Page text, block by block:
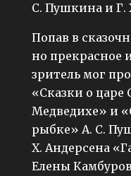
С. Пушкина и Г.
Попав в
но прекрасное
зритель мог
«Сказки о царе
Медведихе» и
рыбке» А. С.
Х. Андерсена
Елены